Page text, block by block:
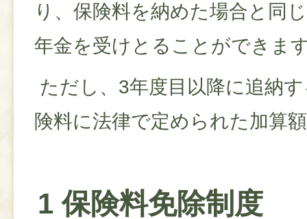
り、保険料を納めた場合と同
年金を受けとることができま
ただし、3年度目以降に追納
険料に法律で定められた加算
1 保険料免除制度